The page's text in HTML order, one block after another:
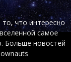
то, что интересно
самое
Больше новостей